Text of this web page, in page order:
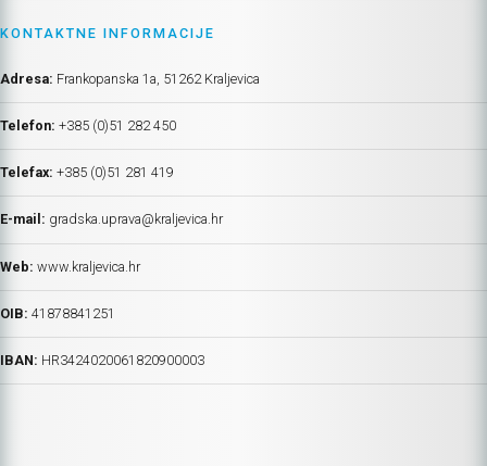
KONTAKTNE INFORMACIJE
Adresa: Frankopanska 1a, 51262 Kraljevica
Telefon: +385 (0)51 282 450
Telefax: +385 (0)51 281 419
E-mail: gradska.uprava@kraljevica.hr
Web: www.kraljevica.hr
OIB: 41878841251
IBAN: HR3424020061820900003